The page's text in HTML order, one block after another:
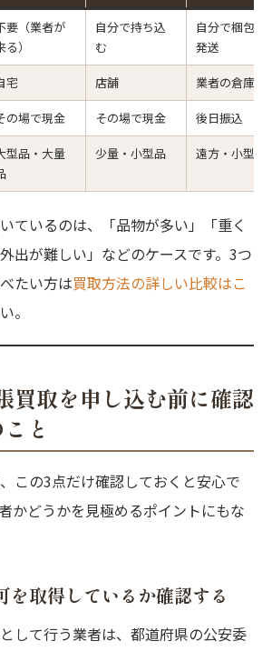
要（業者が
る）
自分で持ち込
む
自分で梱包・
発送
宅 店舗 業者の倉庫
の場で現金 その場で現金 後日振込
型品・大量
少量・小型品 遠方・小型品
ているのは、「品物が多い」「重く
出が難しい」などのケースです。3つ
たい方は買取方法の詳しい比較はこ
。
買取を申し込む前に確認
と
この3点だけ確認しておくと安心で
かどうかを見極めるポイントにもな
取得しているか確認する
して行う業者は、都道府県の公安委